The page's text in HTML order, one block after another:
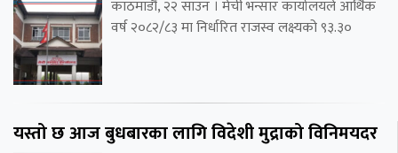
काठमाडौं, २२ साउन । मेची भन्सार कार्यालयले आर्थिक
वर्ष २०८२/८३ मा निर्धारित राजस्व लक्ष्यको ९३.३०
यस्तो छ आज बुधबारका लागि विदेशी मुद्राको विनिमयदर